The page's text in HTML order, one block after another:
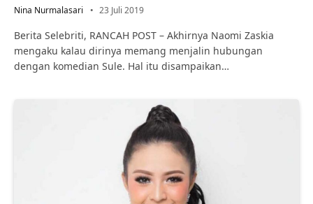
Nina Nurmalasari 23 Juli 2019
Berita Selebriti, RANCAH POST – Akhirnya Naomi Zaskia
mengaku kalau dirinya memang menjalin hubungan
dengan komedian Sule. Hal itu disampaikan…